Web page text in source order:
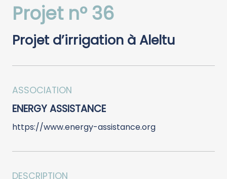
Projet n° 36
Projet d’irrigation à Aleltu
ASSOCIATION
ENERGY ASSISTANCE
https://www.energy-assistance.org
DESCRIPTION